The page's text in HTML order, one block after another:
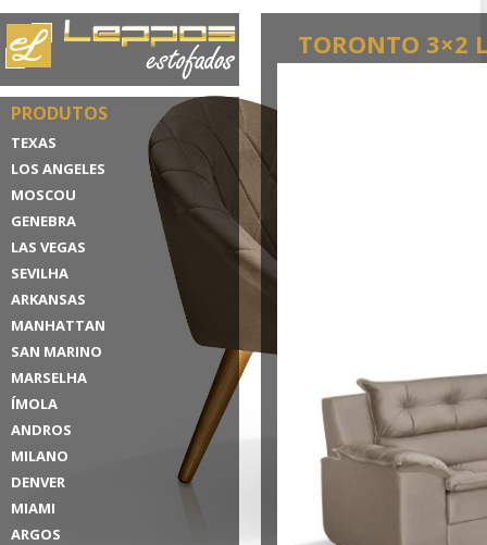
PRODUTOS
TEXAS
LOS ANGELES
MOSCOU
GENEBRA
LAS VEGAS
SEVILHA
ARKANSAS
MANHATTAN
SAN MARINO
MARSELHA
ÍMOLA
ANDROS
MILANO
DENVER
MIAMI
ARGOS
TORONTO 3×2